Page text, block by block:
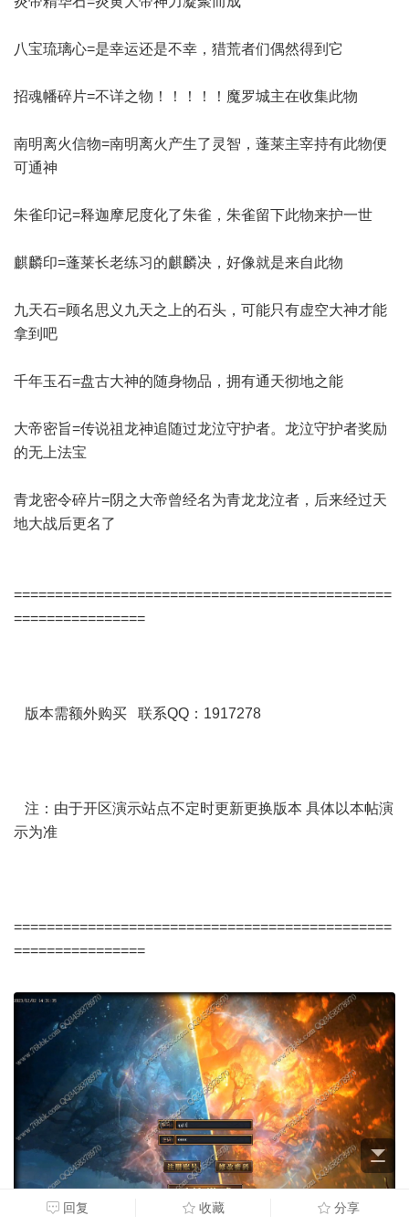
八宝琉璃心=是幸运还是不幸，猎荒者们偶然得到它
招魂幡碎片=不详之物！！！！！魔罗城主在收集此物
南明离火信物=南明离火产生了灵智，蓬莱主宰持有此物便
可通神
朱雀印记=释迦摩尼度化了朱雀，朱雀留下此物来护一世
麒麟印=蓬莱长老练习的麒麟决，好像就是来自此物
九天石=顾名思义九天之上的石头，可能只有虚空大神才能
拿到吧
千年玉石=盘古大神的随身物品，拥有通天彻地之能
大帝密旨=传说祖龙神追随过龙泣守护者。龙泣守护者奖励
的无上法宝
青龙密令碎片=阴之大帝曾经名为青龙龙泣者，后来经过天
地大战后更名了
==============================================
================
版本需额外购买 联系QQ：1917278
注：由于开区演示站点不定时更新更换版本 具体以本帖演
示为准
==============================================
================
回复 收藏 分享